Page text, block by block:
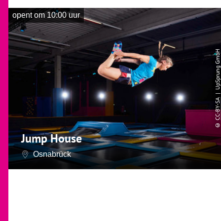
opent om 10:00 uur
Jump House
Osnabrück
©
CC-BY-SA
| UpSprung GmbH